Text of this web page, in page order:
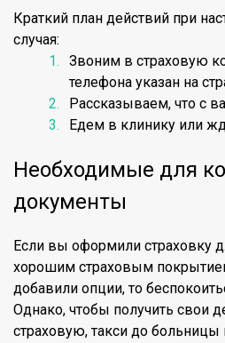
Краткий план действий при
случая:
Звоним в страховую
телефона указан на
Рассказываем, что с
Едем в клинику или
Необходимые для
документы
Если вы оформили страховку
хорошим страховым
добавили опции, то
Однако, чтобы получить свои
страховую, такси до больницы